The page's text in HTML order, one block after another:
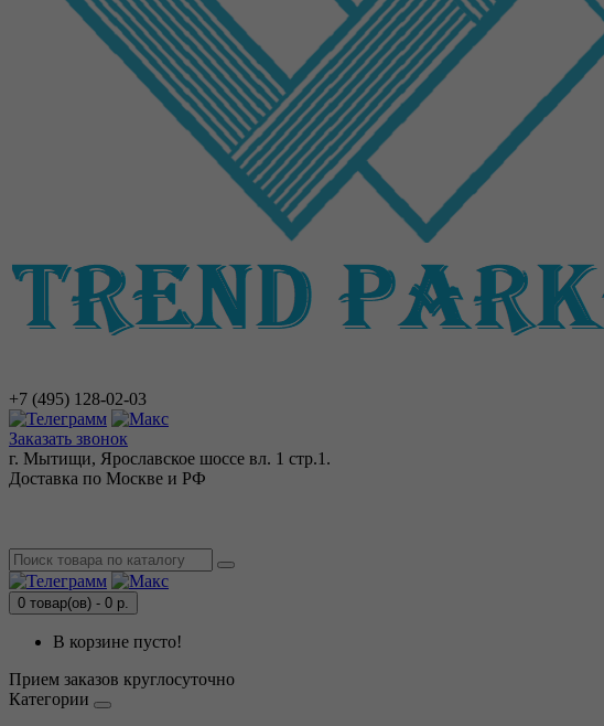
+7 (495) 128-02-03
Заказать звонок
г. Мытищи, Ярославское шоссе вл. 1 стр.1.
Доставка по Москве и РФ
0 товар(ов) - 0 р.
В корзине пусто!
Прием заказов круглосуточно
Категории